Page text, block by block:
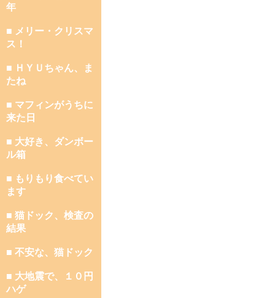
年
■ メリー・クリスマ
ス！
■ ＨＹＵちゃん、ま
たね
■ マフィンがうちに
来た日
■ 大好き、ダンボー
ル箱
■ もりもり食べてい
ます
■ 猫ドック、検査の
結果
■ 不安な、猫ドック
■ 大地震で、１０円
ハゲ